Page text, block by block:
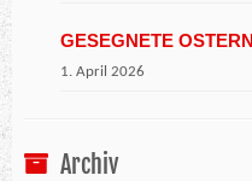
GESEGNETE OSTERN
1. April 2026
Archiv